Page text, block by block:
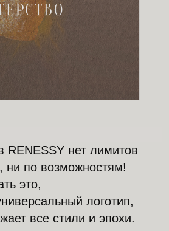
RENESSY нет лимитов
ни по возможностям!
это,
логотип,
все стили и эпохи.